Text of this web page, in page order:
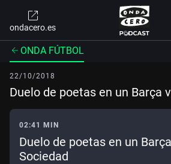
ondacero.es
ONDA FÚTBOL
22/10/2018
Duelo de poetas en un Barça
02:41 MIN
Duelo de poetas en un
Sociedad